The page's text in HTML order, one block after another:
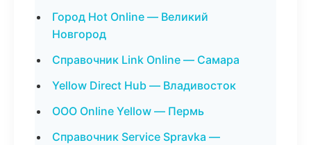
Город Hot Online — Великий
Новгород
Справочник Link Online — Самара
Yellow Direct Hub — Владивосток
ООО Online Yellow — Пермь
Справочник Service Spravka —